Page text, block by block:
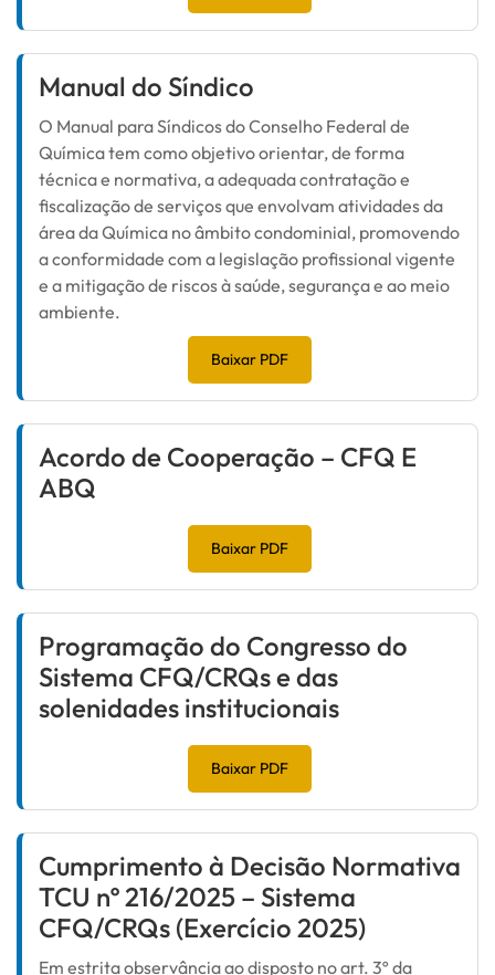
Manual do Síndico
O Manual para Síndicos do Conselho Federal de
Química tem como objetivo orientar, de forma
técnica e normativa, a adequada contratação e
fiscalização de serviços que envolvam atividades da
área da Química no âmbito condominial, promovendo
a conformidade com a legislação profissional vigente
e a mitigação de riscos à saúde, segurança e ao meio
ambiente.
Baixar PDF
Acordo de Cooperação – CFQ E
ABQ
Baixar PDF
Programação do Congresso do
Sistema CFQ/CRQs e das
solenidades institucionais
Baixar PDF
Cumprimento à Decisão Normativa
TCU nº 216/2025 – Sistema
CFQ/CRQs (Exercício 2025)
Em estrita observância ao disposto no art. 3º da